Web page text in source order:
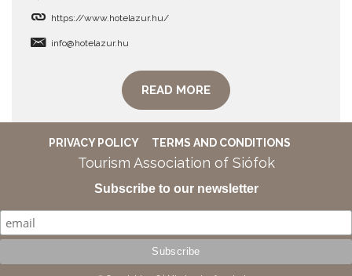
https://www.hotelazur.hu/
info@hotelazur.hu
READ MORE
PRIVACY POLICY TERMS AND CONDITIONS
Tourism Association of Siófok
Subscribe to our newsletter